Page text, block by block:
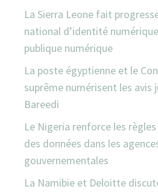
La Sierra Leone fait
national d’identité
publique numérique
La poste égyptienne et le
suprême numérisent les avis
Bareedi
Le Nigeria renforce les
des données dans les
gouvernementales
La Namibie et Deloitte